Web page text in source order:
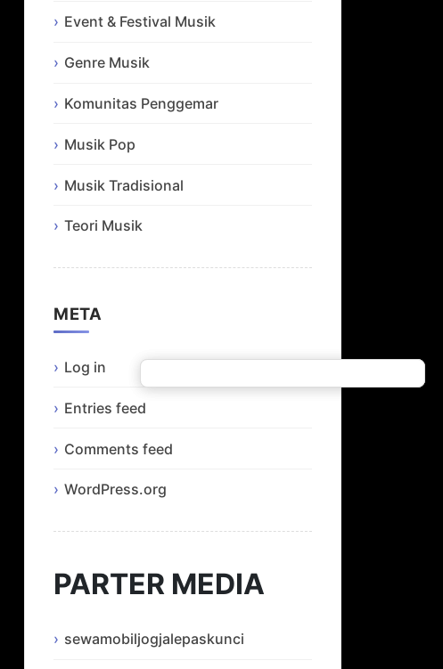
Event & Festival Musik
Genre Musik
Komunitas Penggemar
Musik Pop
Musik Tradisional
Teori Musik
META
Log in
Entries feed
Comments feed
WordPress.org
PARTER MEDIA
sewamobiljogjalepaskunci